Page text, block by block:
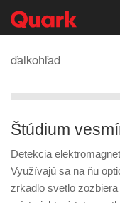
ďalkohľad
Štúdium
Detekcia
Využívajú sa na ňu
zrkadlo svetlo